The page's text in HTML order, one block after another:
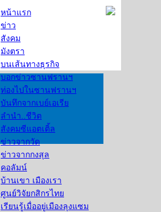
หน้าแรก
ข่าว
สังคม
มังตรา
บนเส้นทางธุรกิจ
บอกข่าวซานฟรานฯ
ท่องไปในซานฟรานฯ
บันทึกจากเบย์เอเรีย
ลำนำ..ชีวิต
สังคมซีแอตเติ้ล
ข่าวจากวัด
ข่าวจากกงสุล
คอลัมน์
บ้านเขา เมืองเรา
ศูนย์วิจัยกสิกรไทย
เรียนรู้เมื่ออยู่เมืองลุงแซม